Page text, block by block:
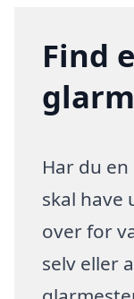
Find
Har du
skal have
over for
selv eller